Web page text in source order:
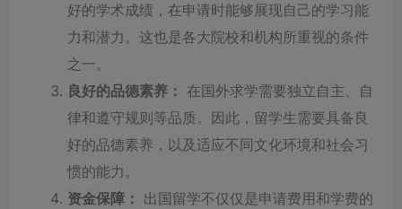
好的学术成绩，在申请时能够展现自己的学习能
力和潜力。这也是各大院校和机构所重视的条件
之一。
良好的品德素养： 在国外求学需要独立自主、自
律和遵守规则等品质。因此，留学生需要具备良
好的品德素养，以及适应不同文化环境和社会习
惯的能力。
资金保障： 出国留学不仅仅是申请费用和学费的